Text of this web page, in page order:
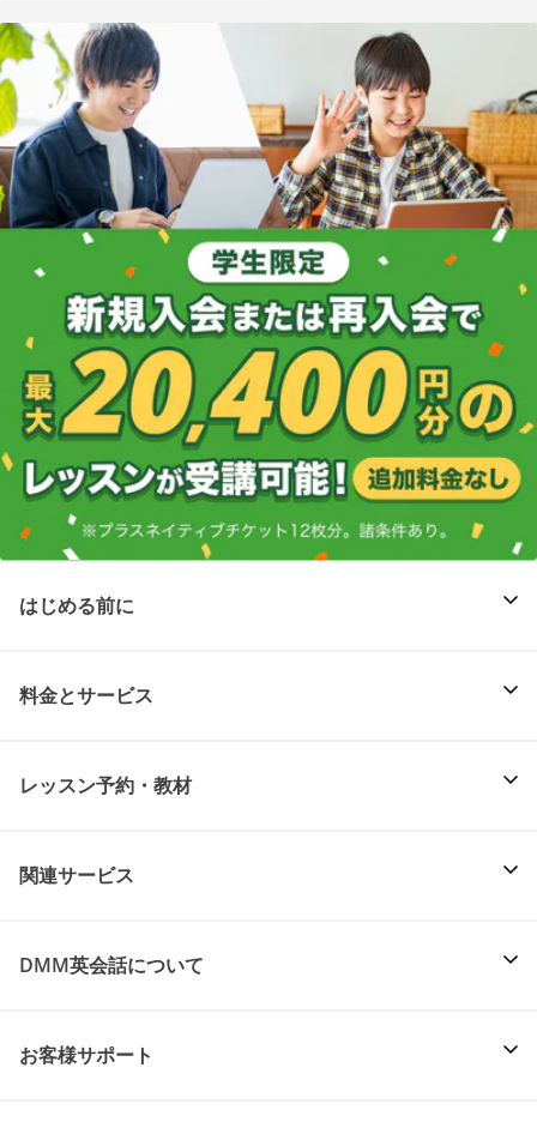
はじめる前に
料金とサービス
レッスン予約・教材
関連サービス
DMM英会話について
お客様サポート